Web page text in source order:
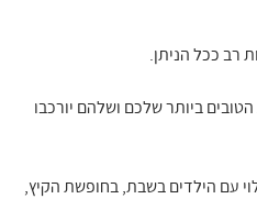
רב ככל הניתן.
ביותר שלכם ושלהם יורכבו
עם הילדים בשבת, בחופשת הקיץ,